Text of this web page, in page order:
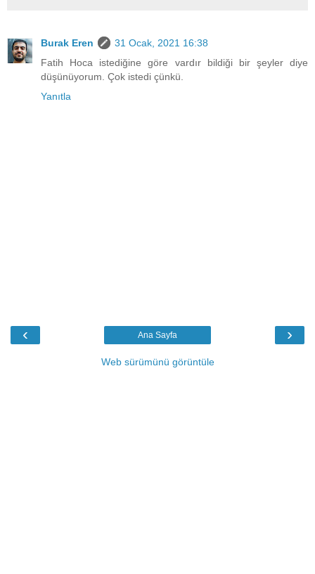
Burak Eren
31 Ocak, 2021 16:38
Fatih Hoca istediğine göre vardır bildiği bir şeyler diye
düşünüyorum. Çok istedi çünkü.
Yanıtla
‹ ›
Ana Sayfa
Web sürümünü görüntüle